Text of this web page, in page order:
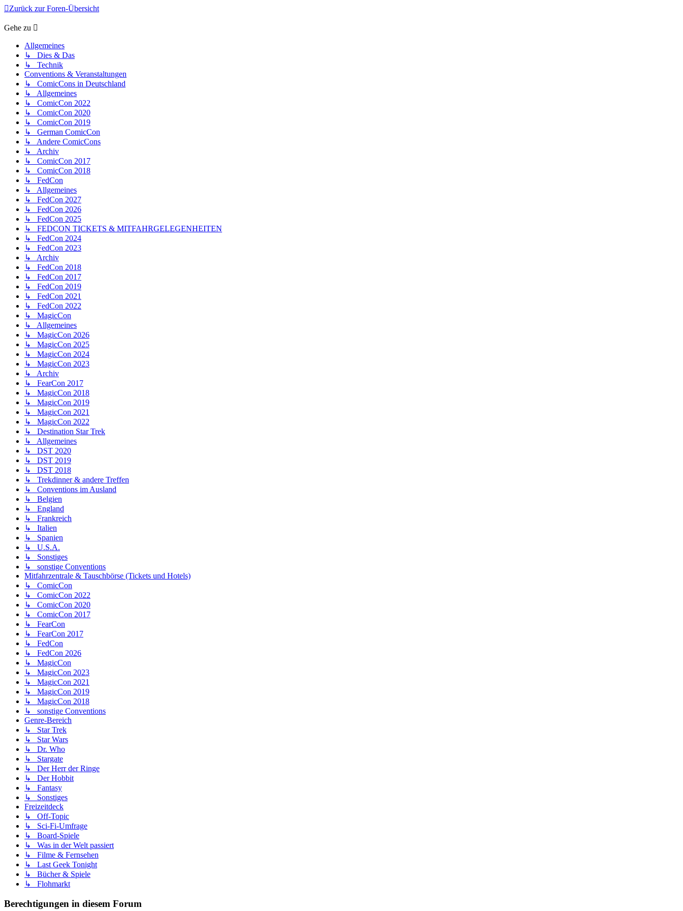
Zurück zur Foren-Übersicht
Gehe zu
Allgemeines
↳ Dies & Das
↳ Technik
Conventions & Veranstaltungen
↳ ComicCons in Deutschland
↳ Allgemeines
↳ ComicCon 2022
↳ ComicCon 2020
↳ ComicCon 2019
↳ German ComicCon
↳ Andere ComicCons
↳ Archiv
↳ ComicCon 2017
↳ ComicCon 2018
↳ FedCon
↳ Allgemeines
↳ FedCon 2027
↳ FedCon 2026
↳ FedCon 2025
↳ FEDCON TICKETS & MITFAHRGELEGENHEITEN
↳ FedCon 2024
↳ FedCon 2023
↳ Archiv
↳ FedCon 2018
↳ FedCon 2017
↳ FedCon 2019
↳ FedCon 2021
↳ FedCon 2022
↳ MagicCon
↳ Allgemeines
↳ MagicCon 2026
↳ MagicCon 2025
↳ MagicCon 2024
↳ MagicCon 2023
↳ Archiv
↳ FearCon 2017
↳ MagicCon 2018
↳ MagicCon 2019
↳ MagicCon 2021
↳ MagicCon 2022
↳ Destination Star Trek
↳ Allgemeines
↳ DST 2020
↳ DST 2019
↳ DST 2018
↳ Trekdinner & andere Treffen
↳ Conventions im Ausland
↳ Belgien
↳ England
↳ Frankreich
↳ Italien
↳ Spanien
↳ U.S.A.
↳ Sonstiges
↳ sonstige Conventions
Mitfahrzentrale & Tauschbörse (Tickets und Hotels)
↳ ComicCon
↳ ComicCon 2022
↳ ComicCon 2020
↳ ComicCon 2017
↳ FearCon
↳ FearCon 2017
↳ FedCon
↳ FedCon 2026
↳ MagicCon
↳ MagicCon 2023
↳ MagicCon 2021
↳ MagicCon 2019
↳ MagicCon 2018
↳ sonstige Conventions
Genre-Bereich
↳ Star Trek
↳ Star Wars
↳ Dr. Who
↳ Stargate
↳ Der Herr der Ringe
↳ Der Hobbit
↳ Fantasy
↳ Sonstiges
Freizeitdeck
↳ Off-Topic
↳ Sci-Fi-Umfrage
↳ Board-Spiele
↳ Was in der Welt passiert
↳ Filme & Fernsehen
↳ Last Geek Tonight
↳ Bücher & Spiele
↳ Flohmarkt
Berechtigungen in diesem Forum